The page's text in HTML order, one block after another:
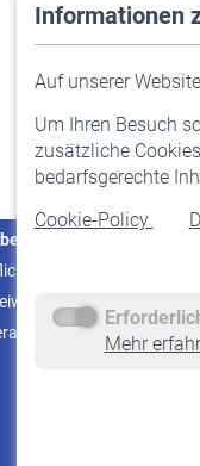
Informationen
Auf unserer
Um Ihren Besuch
zusätzliche
bedarfsgerechte
Cookie-Policy
Mehr
Versicherung